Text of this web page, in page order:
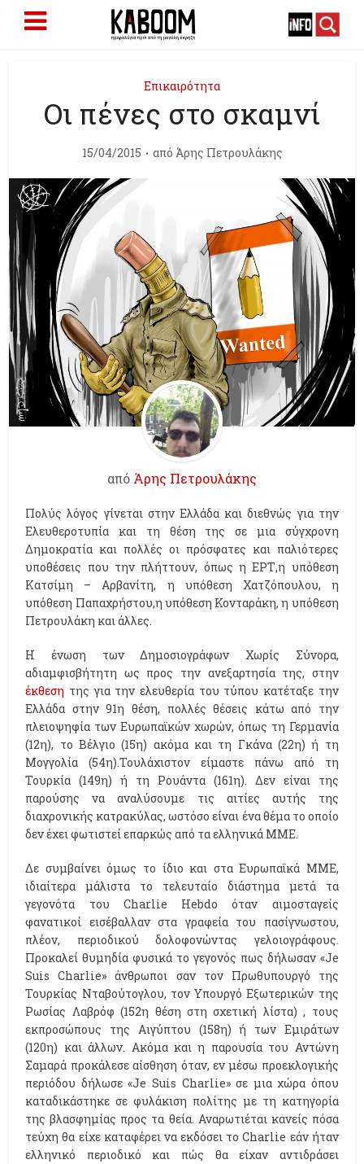
Επικαιρότητα
Οι πένες στο σκαμνί
15/04/2015 από Άρης Πετρουλάκης
από Άρης Πετρουλάκης
Πολύς λόγος γίνεται στην Ελλάδα και διεθνώς για την
Ελευθεροτυπία και τη θέση της σε μια σύγχρονη
Δημοκρατία και πολλές οι πρόσφατες και παλιότερες
υποθέσεις που την πλήττουν, όπως η ΕΡΤ,η υπόθεση
Κατσίμη – Αρβανίτη, η υπόθεση Χατζόπουλου, η
υπόθεση Παπαχρήστου,η υπόθεση Κονταράκη, η υπόθεση
Πετρουλάκη και άλλες.
Η ένωση των Δημοσιογράφων Χωρίς Σύνορα,
αδιαμφισβήτητη ως προς την ανεξαρτησία της, στην
έκθεση της για την ελευθερία του τύπου κατέταξε την
Ελλάδα στην 91η θέση, πολλές θέσεις κάτω από την
πλειοψηφία των Ευρωπαϊκών χωρών, όπως τη Γερμανία
(12η), το Βέλγιο (15η) ακόμα και τη Γκάνα (22η) ή τη
Μογγολία (54η).Τουλάχιστον είμαστε πάνω από τη
Τουρκία (149η) ή τη Ρουάντα (161η). Δεν είναι της
παρούσης να αναλύσουμε τις αιτίες αυτής της
διαχρονικής κατρακύλας, ωστόσο είναι ένα θέμα το οποίο
δεν έχει φωτιστεί επαρκώς από τα ελληνικά ΜΜΕ.
Δε συμβαίνει όμως το ίδιο και στα Ευρωπαϊκά ΜΜΕ,
ιδιαίτερα μάλιστα το τελευταίο διάστημα μετά τα
γεγονότα του Charlie Hebdo όταν αιμοσταγείς
φανατικοί εισέβαλλαν στα γραφεία του πασίγνωστου,
πλέον, περιοδικού δολοφονώντας γελοιογράφους.
Προκαλεί θυμηδία φυσικά το γεγονός πως δήλωσαν «Je
Suis Charlie» άνθρωποι σαν τον Πρωθυπουργό της
Τουρκίας Νταβούτογλου, τον Υπουργό Εξωτερικών της
Ρωσίας Λαβρόφ (152η θέση στη σχετική λίστα) , τους
εκπροσώπους της Αιγύπτου (158η) ή των Εμιράτων
(120η) και άλλων. Ακόμα και η παρουσία του Αντώνη
Σαμαρά προκάλεσε αίσθηση όταν, εν μέσω προεκλογικής
περιόδου δήλωσε «Je Suis Charlie» σε μια χώρα όπου
καταδικάστηκε σε φυλάκιση πολίτης με τη κατηγορία
της βλασφημίας προς τα θεία. Αναρωτιέται κανείς πόσα
τεύχη θα είχε καταφέρει να εκδόσει το Charlie εάν ήταν
ελληνικό περιοδικό και πώς θα είχαν αντιδράσει